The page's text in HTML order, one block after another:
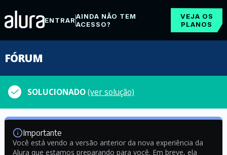
ENTRARAINDA NÃO TEM
ACESSO?
VEJA OS
PLANOS
FÓRUM
SOLUCIONADO(ver solução)
Importante
Você está vendo a versão anterior da nova experiência da
Alura que estamos preparando para você. Em breve, ela